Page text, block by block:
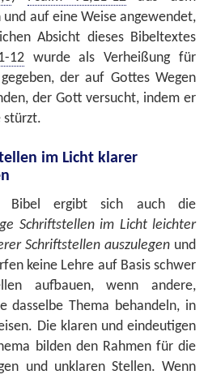
und auf eine Weise angewendet,
Absicht dieses Bibeltextes
12wurde als Verheißung für
der auf Gottes Wegen
der Gott versucht, indem er
stürzt.
im Licht klarer
Bibel ergibt sich auch die
Schriftstellen im Licht leichter
Schriftstellen auszulegen und
keine Lehre auf Basis schwer
aufbauen, wenn andere,
dasselbe Thema behandeln, in
Die klaren und eindeutigen
bilden den Rahmen für die
und unklaren Stellen. Wenn